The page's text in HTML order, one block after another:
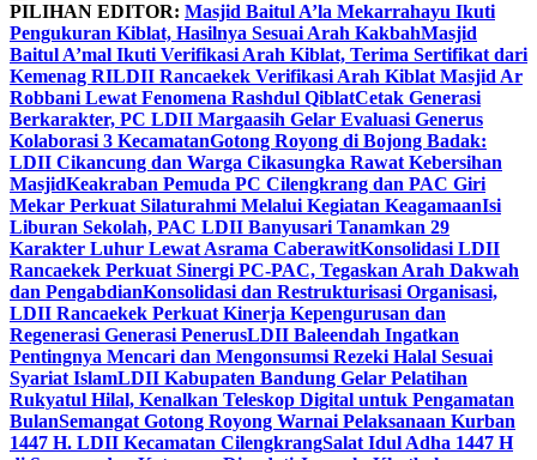
PILIHAN EDITOR: Masjid Baitul A’la Mekarrahayu Ikuti
Pengukuran Kiblat, Hasilnya Sesuai Arah KakbahMasjid
Baitul A’mal Ikuti Verifikasi Arah Kiblat, Terima Sertifikat dari
Kemenag RILDII Rancaekek Verifikasi Arah Kiblat Masjid Ar
Robbani Lewat Fenomena Rashdul QiblatCetak Generasi
Berkarakter, PC LDII Margaasih Gelar Evaluasi Generus
Kolaborasi 3 KecamatanGotong Royong di Bojong Badak:
LDII Cikancung dan Warga Cikasungka Rawat Kebersihan
MasjidKeakraban Pemuda PC Cilengkrang dan PAC Giri
Mekar Perkuat Silaturahmi Melalui Kegiatan KeagamaanIsi
Liburan Sekolah, PAC LDII Banyusari Tanamkan 29
Karakter Luhur Lewat Asrama CaberawitKonsolidasi LDII
Rancaekek Perkuat Sinergi PC-PAC, Tegaskan Arah Dakwah
dan PengabdianKonsolidasi dan Restrukturisasi Organisasi,
LDII Rancaekek Perkuat Kinerja Kepengurusan dan
Regenerasi Generasi PenerusLDII Baleendah Ingatkan
Pentingnya Mencari dan Mengonsumsi Rezeki Halal Sesuai
Syariat IslamLDII Kabupaten Bandung Gelar Pelatihan
Rukyatul Hilal, Kenalkan Teleskop Digital untuk Pengamatan
BulanSemangat Gotong Royong Warnai Pelaksanaan Kurban
1447 H. LDII Kecamatan CilengkrangSalat Idul Adha 1447 H